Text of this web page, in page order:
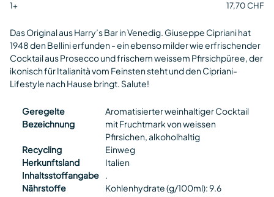
1+ 17,70 CHF
Das Original aus Harry’s Bar in Venedig. Giuseppe Cipriani hat
1948 den Bellini erfunden - ein ebenso milder wie erfrischender
Cocktail aus Prosecco und frischem weissem Pfirsichpüree, der
ikonisch für Italianità vom Feinsten steht und den Cipriani-
Lifestyle nach Hause bringt. Salute!
Geregelte
Bezeichnung
Aromatisierter weinhaltiger Cocktail
mit Fruchtmark von weissen
Pfirsichen, alkoholhaltig
Recycling
Einweg
Herkunftsland
Italien
Inhaltsstoffangabe
.
Nährstoffe
Kohlenhydrate (g/100ml): 9.6